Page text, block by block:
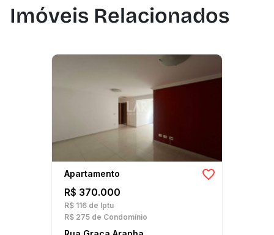
Imóveis Relacionados
Apartamento
R$ 370.000
R$ 116 de Iptu
R$ 275 de Condomínio